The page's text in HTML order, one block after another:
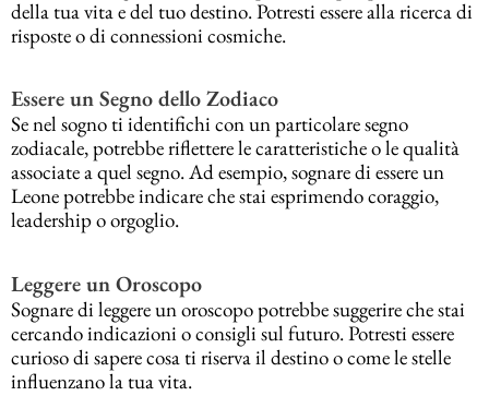
della tua vita e del tuo destino. Potresti essere alla ricerca di
risposte o di connessioni cosmiche.
Essere un Segno dello Zodiaco
Se nel sogno ti identifichi con un particolare segno
zodiacale, potrebbe riflettere le caratteristiche o le qualità
associate a quel segno. Ad esempio, sognare di essere un
Leone potrebbe indicare che stai esprimendo coraggio,
leadership o orgoglio.
Leggere un Oroscopo
Sognare di leggere un oroscopo potrebbe suggerire che stai
cercando indicazioni o consigli sul futuro. Potresti essere
curioso di sapere cosa ti riserva il destino o come le stelle
influenzano la tua vita.